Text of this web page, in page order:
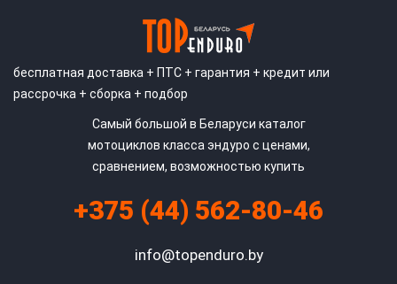
бесплатная доставка + ПТС + гарантия + кредит или
рассрочка + сборка + подбор
Самый большой в Беларуси каталог
мотоциклов класса эндуро с ценами,
сравнением, возможностью купить
+375 (44) 562-80-46
info@topenduro.by